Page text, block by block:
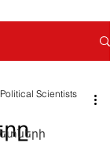
Scientists